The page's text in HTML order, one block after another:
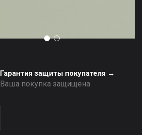
Гарантия защиты покупателя →
Ваша покупка защищена